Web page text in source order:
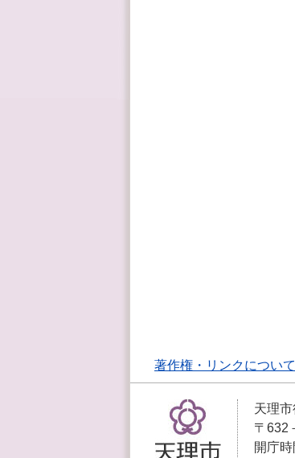
著作権・リンクについて
天理
〒632
開庁